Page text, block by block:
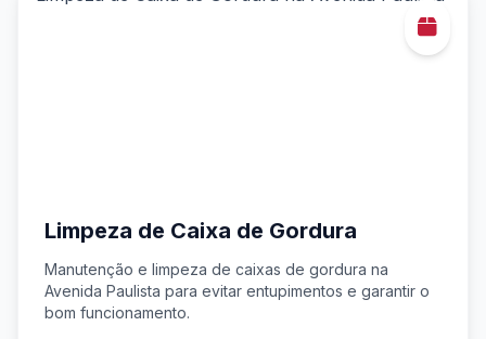
Limpeza de Caixa de Gordura
Manutenção e limpeza de caixas de gordura na
Avenida Paulista para evitar entupimentos e garantir o
bom funcionamento.